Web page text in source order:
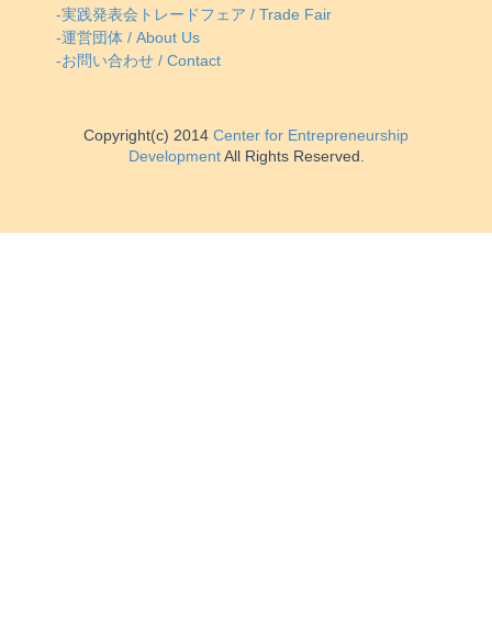
-実践発表会トレードフェア / Trade Fair
-運営団体 / About Us
-お問い合わせ / Contact
Copyright(c) 2014 Center for Entrepreneurship
DevelopmentAll Rights Reserved.